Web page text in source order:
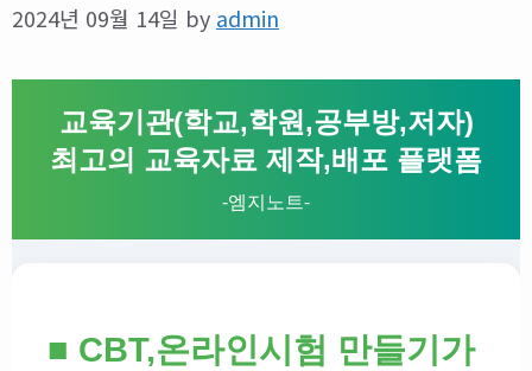
2024년 09월 14일 by admin